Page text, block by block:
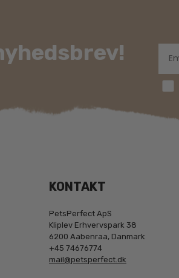
KONTAKT
PetsPerfect ApS
Kliplev Erhvervspark 38
6200 Aabenraa, Danmark
+45 74676774
mail@petsperfect.dk